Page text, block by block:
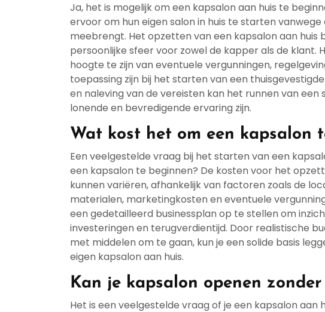
Ja, het is mogelijk om een kapsalon aan huis te
ervoor om hun eigen salon in huis te starten
meebrengt. Het opzetten van een kapsalon aan huis
persoonlijke sfeer voor zowel de kapper als de klant.
hoogte te zijn van eventuele vergunningen,
toepassing zijn bij het starten van een
en naleving van de vereisten kan het runnen van een
lonende en bevredigende ervaring zijn.
Wat kost het om een kapsalon
Een veelgestelde vraag bij het starten van een
een kapsalon te beginnen? De kosten voor het
kunnen variëren, afhankelijk van factoren zoals de
materialen, marketingkosten en eventuele
een gedetailleerd businessplan op te stellen om
investeringen en terugverdientijd. Door realistische
met middelen om te gaan, kun je een solide basis
eigen kapsalon aan huis.
Kan je kapsalon openen
Het is een veelgestelde vraag of je een kapsalon aan